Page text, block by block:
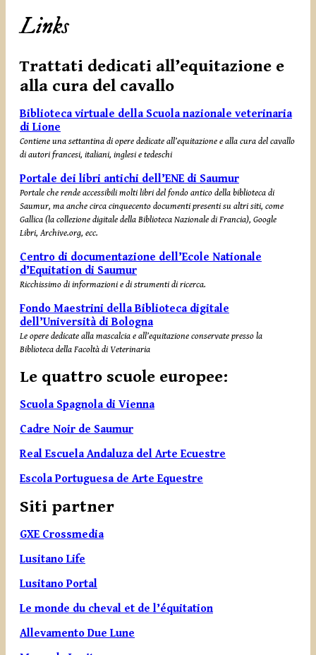
Links
Trattati dedicati all’equitazione e
alla cura del cavallo
Biblioteca virtuale della Scuola nazionale veterinaria
di Lione
Contiene una settantina di opere dedicate all’equitazione e alla cura del cavallo
di autori francesi, italiani, inglesi e tedeschi
Portale dei libri antichi dell’ENE di Saumur
Portale che rende accessibili molti libri del fondo antico della biblioteca di
Saumur, ma anche circa cinquecento documenti presenti su altri siti, come
Gallica (la collezione digitale della Biblioteca Nazionale di Francia), Google
Libri, Archive.org, ecc.
Centro di documentazione dell’Ecole Nationale
d’Equitation di Saumur
Ricchissimo di informazioni e di strumenti di ricerca.
Fondo Maestrini della Biblioteca digitale
dell’Università di Bologna
Le opere dedicate alla mascalcia e all’equitazione conservate presso la
Biblioteca della Facoltà di Veterinaria
Le quattro scuole europee:
Scuola Spagnola di Vienna
Cadre Noir de Saumur
Real Escuela Andaluza del Arte Ecuestre
Escola Portuguesa de Arte Equestre
Siti partner
GXE Crossmedia
Lusitano Life
Lusitano Portal
Le monde du cheval et de l’équitation
Allevamento Due Lune